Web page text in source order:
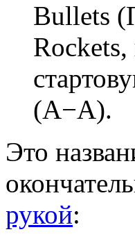
Bullets
(A−A).
Это
рукой: